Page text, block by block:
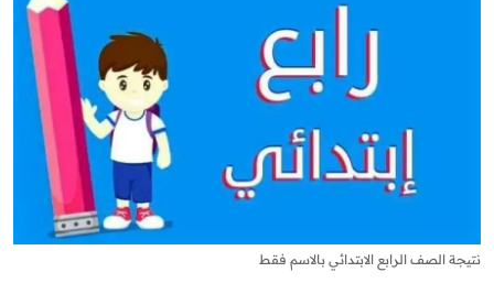
نتيجة الصف الرابع الابتدائي بالاسم فقط